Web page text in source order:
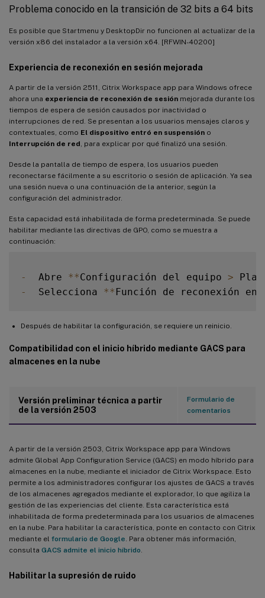
Problema conocido en la transición de 32 bits a 64 bits
Es posible que Startmenu y DesktopDir no funcionen al actualizar de la
versión x86 del instalador a la versión x64. [RFWIN-40200]
Experiencia de reconexión en sesión mejorada
A partir de la versión 2511, Citrix Workspace app para Windows ofrece
ahora una experiencia de reconexión de sesión mejorada durante los
tiempos de espera de sesión causados por inactividad o
interrupciones de red. Se presentan a los usuarios mensajes claros y
contextuales, como El dispositivo entró en suspensión o
Interrupción de red , para explicar por qué finalizó una sesión.
Desde la pantalla de tiempo de espera, los usuarios pueden
reconectarse fácilmente a su escritorio o sesión de aplicación. Ya sea
una sesión nueva o una continuación de la anterior, según la
configuración del administrador.
Esta capacidad está inhabilitada de forma predeterminada. Se puede
habilitar mediante las directivas de GPO, como se muestra a
continuación:
-
  Abre
**Configuración del equipo >
-
  Selecciona
** Función de reconexión en
Después de habilitar la configuración, se requiere un reinicio.
Compatibilidad con el inicio híbrido mediante GACS para
almacenes en la nube
Versión preliminar técnica a partir
de la versión 2503
Formulario de
comentarios
A partir de la versión 2503, Citrix Workspace app para Windows
admite Global App Configuration Service (GACS) en modo híbrido para
almacenes en la nube, mediante el iniciador de Citrix Workspace. Esto
permite a los administradores configurar los ajustes de GACS a través
de los almacenes agregados mediante el explorador, lo que agiliza la
gestión de las experiencias del cliente. Esta característica está
inhabilitada de forma predeterminada para los usuarios de almacenes
en la nube. Para habilitar la característica, ponte en contacto con Citrix
mediante el formulario de Google . Para obtener más información,
consulta GACS admite el inicio híbrido
Habilitar la supresión de ruido